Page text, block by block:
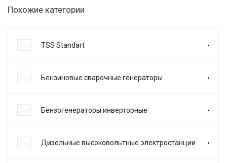
Похожие категории
TSS Standart
Бензиновые сварочные генераторы
Бензогенераторы инверторные
Дизельные высоковольтные электростанции